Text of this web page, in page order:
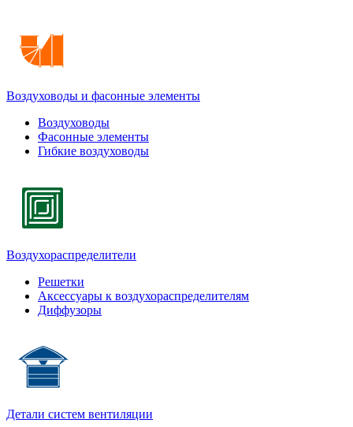
Воздуховоды и фасонные элементы
Воздуховоды
Фасонные элементы
Гибкие воздуховоды
Воздухораспределители
Решетки
Аксессуары к воздухораспределителям
Диффузоры
Детали систем вентиляции